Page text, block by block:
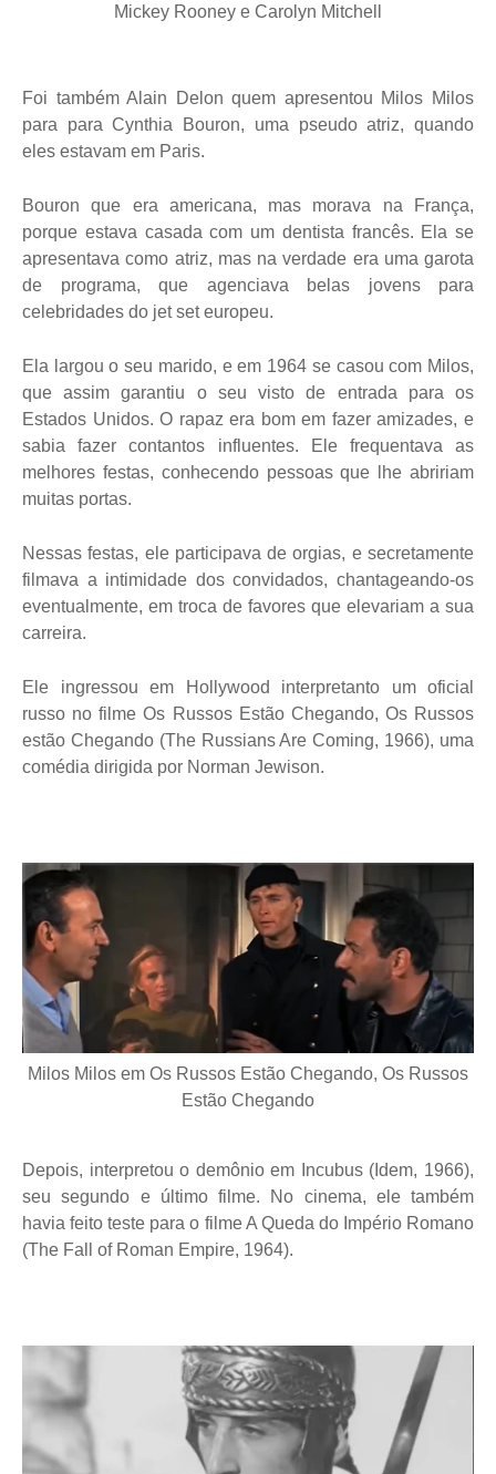
Mickey Rooney e Carolyn Mitchell
Foi também Alain Delon quem apresentou Milos Milos
para para Cynthia Bouron, uma pseudo atriz, quando
eles estavam em Paris.
Bouron que era americana, mas morava na França,
porque estava casada com um dentista francês. Ela se
apresentava como atriz, mas na verdade era uma garota
de programa, que agenciava belas jovens para
celebridades do jet set europeu.
Ela largou o seu marido, e em 1964 se casou com Milos,
que assim garantiu o seu visto de entrada para os
Estados Unidos. O rapaz era bom em fazer amizades, e
sabia fazer contantos influentes. Ele frequentava as
melhores festas, conhecendo pessoas que lhe abririam
muitas portas.
Nessas festas, ele participava de orgias, e secretamente
filmava a intimidade dos convidados, chantageando-os
eventualmente, em troca de favores que elevariam a sua
carreira.
Ele ingressou em Hollywood interpretanto um oficial
russo no filme Os Russos Estão Chegando, Os Russos
estão Chegando (The Russians Are Coming, 1966), uma
comédia dirigida por Norman Jewison.
Milos Milos em Os Russos Estão Chegando, Os Russos
Estão Chegando
Depois, interpretou o demônio em Incubus (Idem, 1966),
seu segundo e último filme. No cinema, ele também
havia feito teste para o filme A Queda do Império Romano
(The Fall of Roman Empire, 1964).